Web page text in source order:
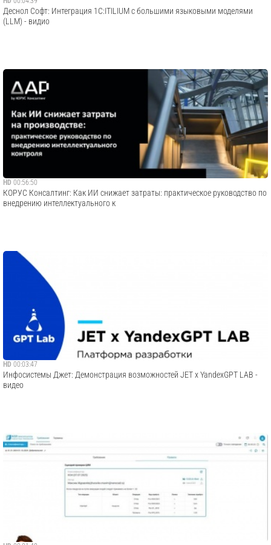
Деснол Со​фт: Интеграция 1С:ITILIUM с большими языковыми моделями
(LLM) - видио
HD 00:56:50
​КОРУС Консалтинг: Как ИИ снижает затраты: практическое руководство по
внедрению интеллектуального к
HD 00:03:47
Инфосистемы Джет: Демонстрация возможностей JET x YandexGPT LAB -
видео